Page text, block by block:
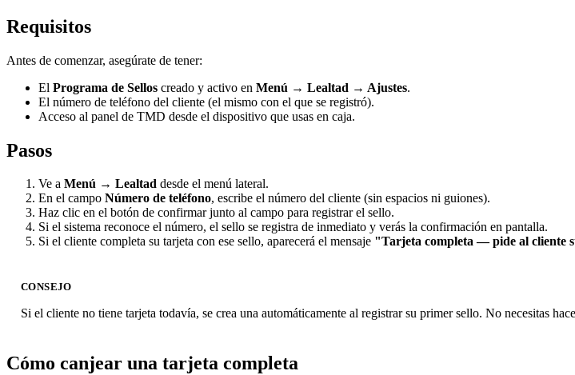
Requisitos
Antes de comenzar, asegúrate de tener:
El Programa de Sellos creado y activo en Menú → Lealtad → Ajustes.
El número de teléfono del cliente (el mismo con el que se registró).
Acceso al panel de TMD desde el dispositivo que usas en caja.
Pasos
Ve a Menú → Lealtad desde el menú lateral.
En el campo Número de teléfono, escribe el número del cliente (sin espacios ni guiones).
Haz clic en el botón de confirmar junto al campo para registrar el sello.
Si el sistema reconoce el número, el sello se registra de inmediato y verás la confirmación en pantalla.
Si el cliente completa su tarjeta con ese sello, aparecerá el mensaje "Tarjeta completa — pide al cliente
CONSEJO
Si el cliente no tiene tarjeta todavía, se crea una automáticamente al registrar su primer sello. No necesitas
Cómo canjear una tarjeta completa